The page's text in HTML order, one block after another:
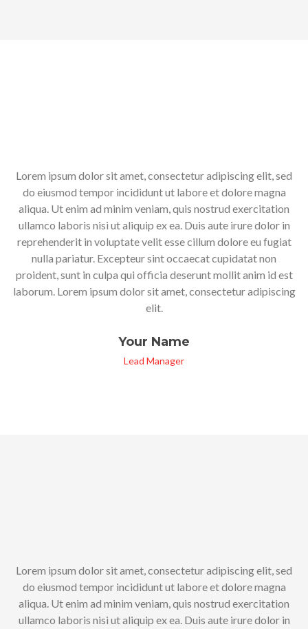
Lorem ipsum dolor sit amet, consectetur adipiscing elit, sed
do eiusmod tempor incididunt ut labore et dolore magna
aliqua. Ut enim ad minim veniam, quis nostrud exercitation
ullamco laboris nisi ut aliquip ex ea. Duis aute irure dolor in
reprehenderit in voluptate velit esse cillum dolore eu fugiat
nulla pariatur. Excepteur sint occaecat cupidatat non
proident, sunt in culpa qui officia deserunt mollit anim id est
laborum. Lorem ipsum dolor sit amet, consectetur adipiscing
elit.
Your Name
Lead Manager
Lorem ipsum dolor sit amet, consectetur adipiscing elit, sed
do eiusmod tempor incididunt ut labore et dolore magna
aliqua. Ut enim ad minim veniam, quis nostrud exercitation
ullamco laboris nisi ut aliquip ex ea. Duis aute irure dolor in